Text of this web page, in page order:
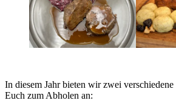
In diesem Jahr bieten wir zwei verschiedene
Euch zum Abholen an: